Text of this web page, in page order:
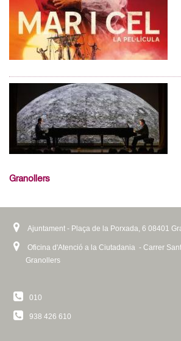
Granollers
Ajuntament - Plaça de la Porxada, 6 08401
Oficina d'Atenció a la Ciutadania - Carrer
Granollers
010
938 426 610